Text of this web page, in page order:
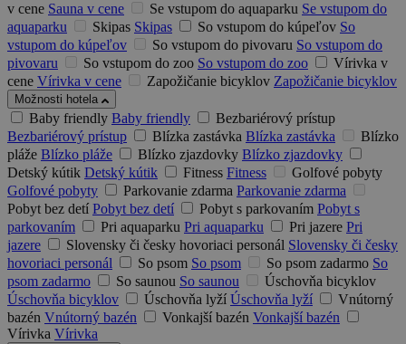
v cene Sauna v cene Se vstupom do aquaparku Se vstupom do
aquaparku
Skipas Skipas So vstupom do kúpeľov So
vstupom do kúpeľov
So vstupom do pivovaru So vstupom do
pivovaru
So vstupom do zoo So vstupom do zoo
Vírivka v
cene Vírivka v cene Zapožičanie bicyklov Zapožičanie bicyklov
Možnosti hotela
Baby friendly Baby friendly
Bezbariérový prístup
Bezbariérový prístup
Blízka zastávka Blízka zastávka
Blízko
pláže Blízko pláže Blízko zjazdovky Blízko zjazdovky
Detský kútik Detský kútik Fitness Fitness
Golfové pobyty
Golfové pobyty
Parkovanie zdarma Parkovanie zdarma
Pobyt bez detí Pobyt bez detí Pobyt s parkovaním Pobyt s
parkovaním
Pri aquaparku Pri aquaparku Pri jazere Pri
jazere
Slovensky či česky hovoriaci personál Slovensky či česky
hovoriaci personál
So psom So psom So psom zadarmo So
psom zadarmo
So saunou So saunou
Úschovňa bicyklov
Úschovňa bicyklov
Úschovňa lyží Úschovňa lyží
Vnútorný
bazén Vnútorný bazén Vonkajší bazén Vonkajší bazén
Vírivka Vírivka